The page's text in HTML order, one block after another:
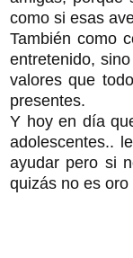
como si esas
También como
entretenido,
valores que
presentes.
Y hoy en día
adolescentes..
ayudar pero si
quizás no es